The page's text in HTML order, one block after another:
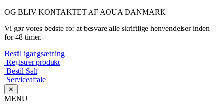
OG BLIV KONTAKTET AF AQUA DANMARK
Vi gør vores bedste for at besvare alle skriftlige henvendelser inden
for 48 timer.
Bestil igangsætning
Registrer produkt
Bestil Salt
Serviceaftale
✕
MENU